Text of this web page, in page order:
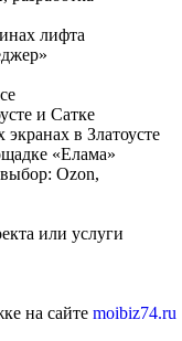
лифта
и Сатке
в Златоусте
«Елама»
Ozon,
или услуги
на сайте moibiz74.ru